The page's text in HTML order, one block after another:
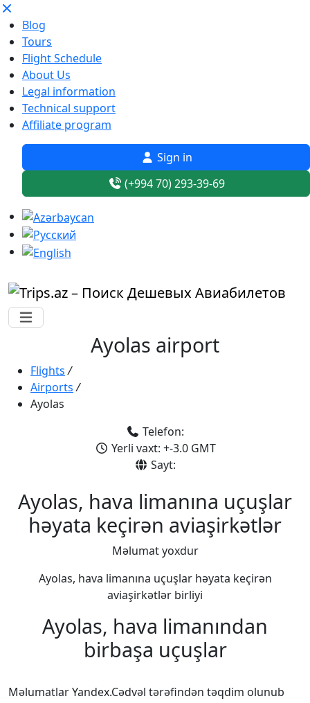
Blog
Tours
Flight Schedule
About Us
Legal information
Technical support
Affiliate program
Sign in
(+994 70) 293-39-69
Ayolas airport
Flights /
Airports /
Ayolas
Telefon:
Yerli vaxt: +-3.0 GMT
Sayt:
Ayolas, hava limanına uçuşlar
həyata keçirən aviaşirkətlər
Məlumat yoxdur
Ayolas, hava limanına uçuşlar həyata keçirən
aviaşirkətlər birliyi
Ayolas, hava limanından
birbaşa uçuşlar
Məlumatlar Yandex.Cədvəl tərəfindən təqdim olunub